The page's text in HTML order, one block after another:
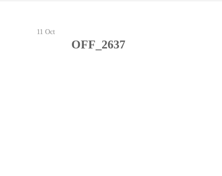
11 Oct
OFF_2637